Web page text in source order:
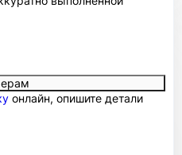
онлайн, опишите детали